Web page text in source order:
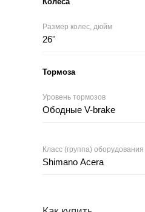
Размер колес, дюйм
26''
Тормоза
Уровень тормозов
Ободные V-brake
Класс (группа) оборудования
Shimano Acera